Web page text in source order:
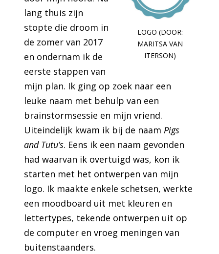
LOGO (DOOR:
MARITSA VAN
ITERSON)
lang thuis zijn
stopte die droom in
de zomer van 2017
en ondernam ik de
eerste stappen van
mijn plan. Ik ging op zoek naar een
leuke naam met behulp van een
brainstormsessie en mijn vriend.
Uiteindelijk kwam ik bij de naamPigs
and Tutu’s. Eens ik een naam gevonden
had waarvan ik overtuigd was, kon ik
starten met het ontwerpen van mijn
logo. Ik maakte enkele schetsen, werkte
een moodboard uit met kleuren en
lettertypes, tekende ontwerpen uit op
de computer en vroeg meningen van
buitenstaanders.